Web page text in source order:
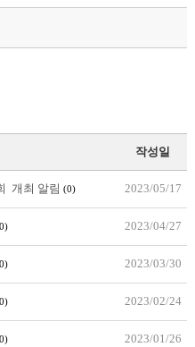
작성일
개최 알림 (0) 2023/05/17
2023/04/27
2023/03/30
2023/02/24
2023/01/26